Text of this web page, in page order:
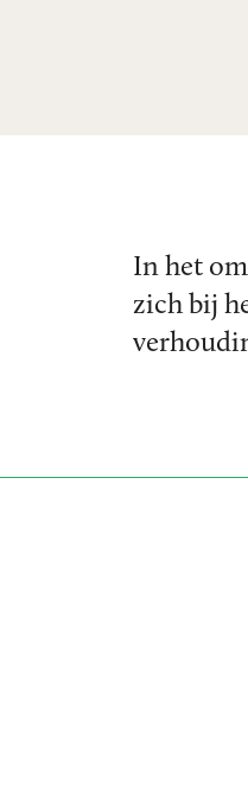
In het
zich bij